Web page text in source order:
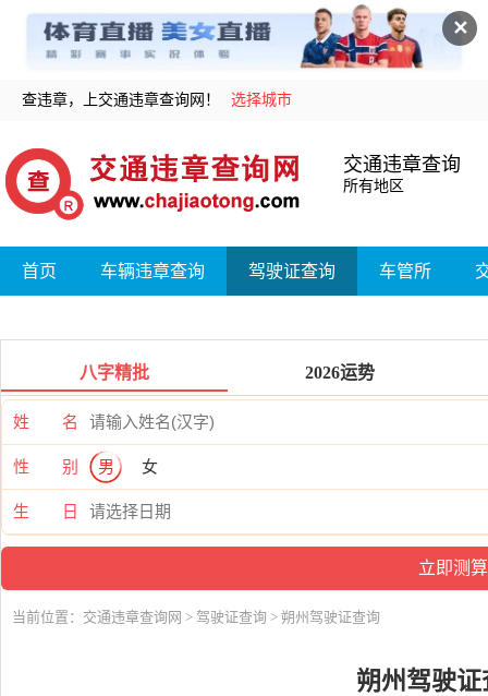
✕
查违章，上交通违章查询网！ 选择城市
交通违章查询
所有地区
首页 车辆违章查询 驾驶证查询 车管所
八字精批 2026运势
姓 名
性 别 男 女
生 日
当前位置： 交通违章查询网 > 驾驶证查询 > 朔州驾驶证查询
朔州驾驶证